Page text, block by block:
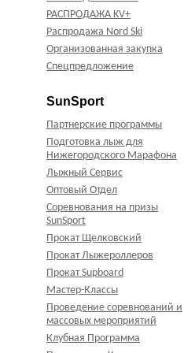
РАСПРОДАЖА KV+
Распродажа Nord Ski
Организованная закупка
Спецпредложение
SunSport
Партнерские программы
Подготовка лыж для
Нижегородского Марафона
Лыжный Сервис
Оптовый Отдел
Соревнования на призы
SunSport
Прокат Щелковский
Прокат Лыжероллеров
Прокат Supboard
Мастер-Классы
Проведение соревнований и
массовых мероприятий
Клубная Программа